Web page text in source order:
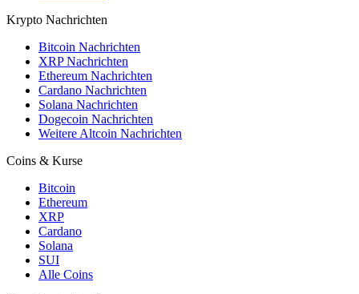
Krypto Nachrichten
Bitcoin Nachrichten
XRP Nachrichten
Ethereum Nachrichten
Cardano Nachrichten
Solana Nachrichten
Dogecoin Nachrichten
Weitere Altcoin Nachrichten
Coins & Kurse
Bitcoin
Ethereum
XRP
Cardano
Solana
SUI
Alle Coins